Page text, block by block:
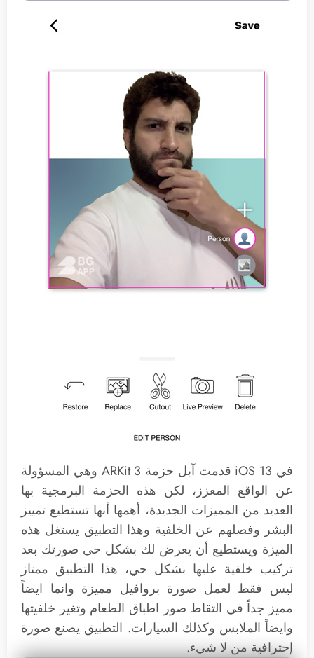
في iOS 13 قدمت آبل حزمة ARKit 3 وهي المسؤولة
عن الواقع المعزز، لكن هذه الحزمة البرمجية بها
العديد من المميزات الجديدة، أهمها أنها تستطيع تمييز
البشر وفصلهم عن الخلفية وهذا التطبيق يستغل هذه
الميزة ويستطيع أن يعرض لك بشكل حي صورتك بعد
تركيب خلفية عليها بشكل حي، هذا التطبيق ممتاز
ليس فقط لعمل صورة بروافيل مميزة وانما ايضاً
مميز جداً في التقاط صور اطباق الطعام وتغير خلفيتها
وايضاً الملابس وكذلك السيارات. التطبيق يصنع صورة
إحترافية من لا شيء.